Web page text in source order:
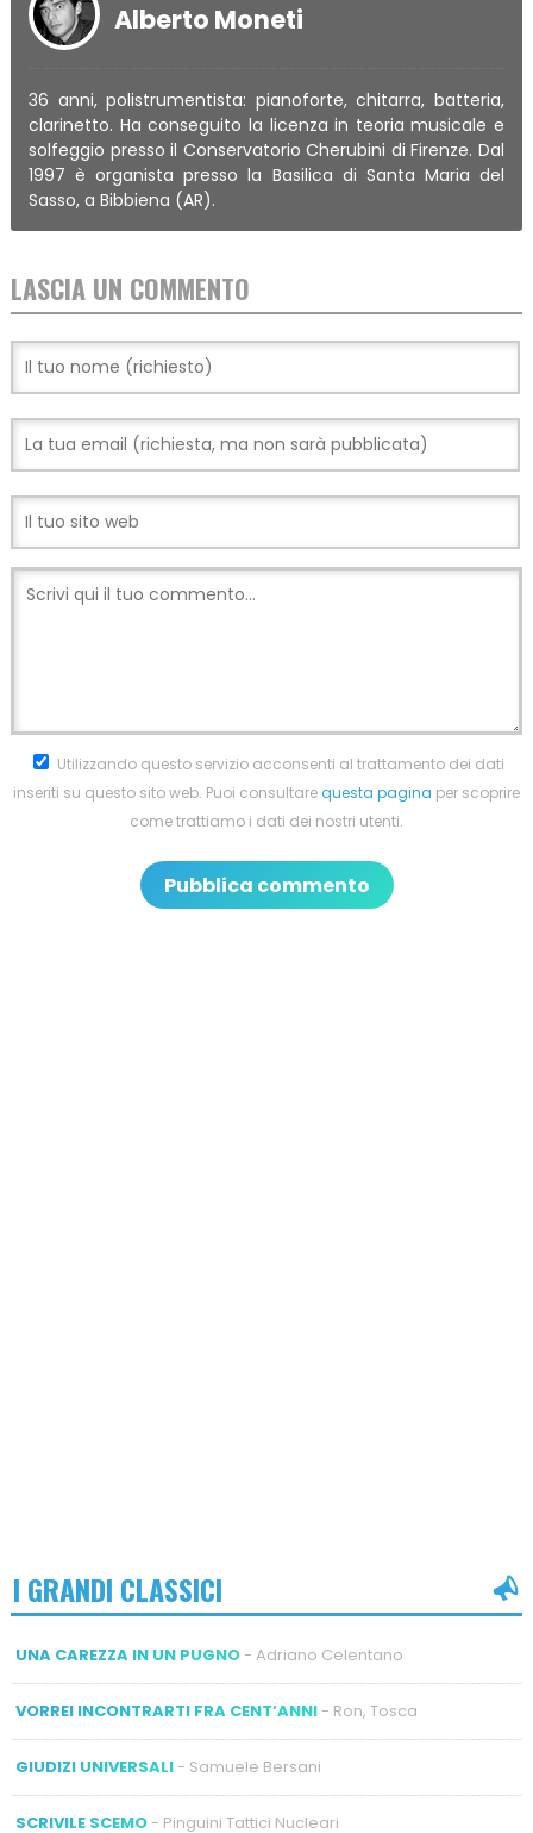
Alberto Moneti
36 anni, polistrumentista: pianoforte, chitarra, batteria,
clarinetto. Ha conseguito la licenza in teoria musicale e
solfeggio presso il Conservatorio Cherubini di Firenze. Dal
1997 è organista presso la Basilica di Santa Maria del
Sasso, a Bibbiena (AR).
LASCIA UN COMMENTO
Utilizzando questo servizio acconsenti al trattamento dei dati
inseriti su questo sito web. Puoi consultarequesta pagina per scoprire
come trattiamo i dati dei nostri utenti.
I GRANDI CLASSICI
UNA CAREZZA IN UN PUGNO- Adriano Celentano
VORREI INCONTRARTI FRA CENT’ANNI- Ron, Tosca
GIUDIZI UNIVERSALI- Samuele Bersani
SCRIVILE SCEMO- Pinguini Tattici Nucleari